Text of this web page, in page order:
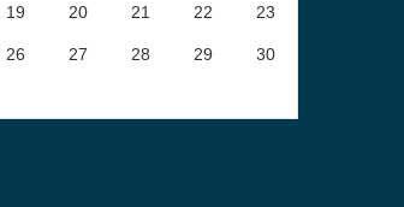
19 20 21 22 23
26 27 28 29 30